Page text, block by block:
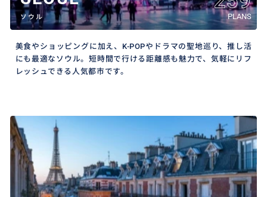
ソウル PLANS
美食やショッピングに加え、K-POPやドラマの聖地巡り、推し活
にも最適なソウル。短時間で行ける距離感も魅力で、気軽にリフ
レッシュできる人気都市です。